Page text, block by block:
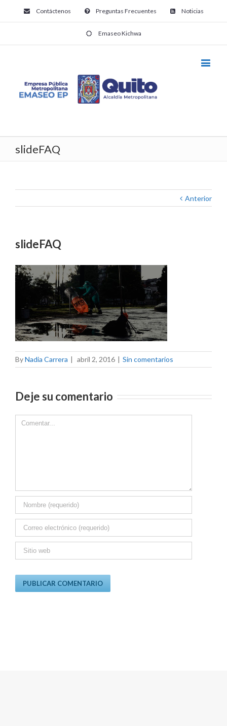
Contáctenos Preguntas Frecuentes Noticias
Emaseo Kichwa
slideFAQ
Anterior
slideFAQ
ByNadia Carrera | abril 2, 2016 | Sin comentarios
Deje su comentario
Comment